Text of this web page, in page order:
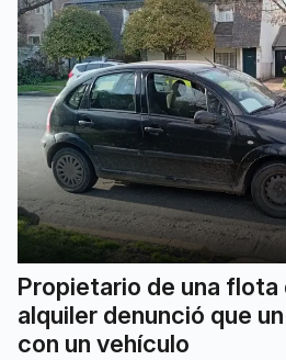
Propietario de una flota
alquiler denunció que
con un vehículo